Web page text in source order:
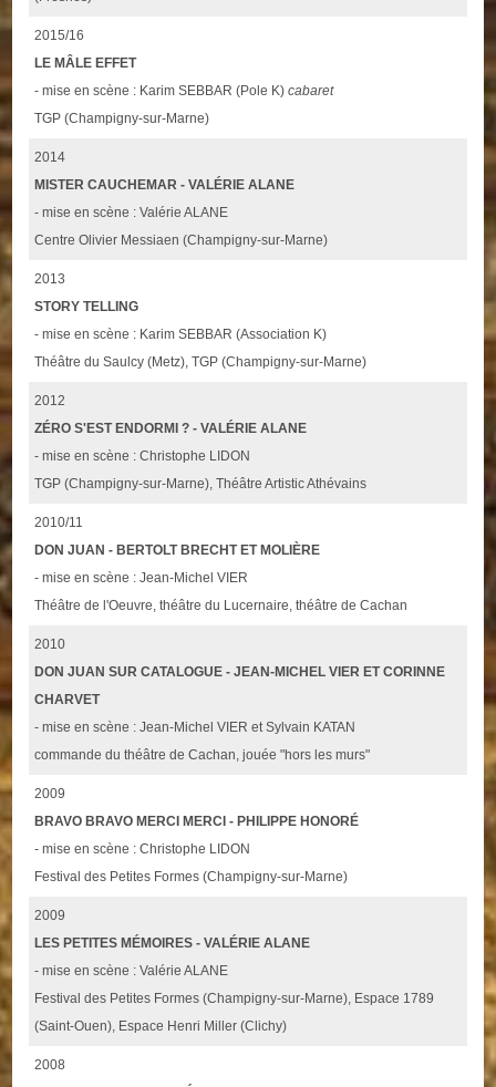
2015/16
LE MÂLE EFFET
- mise en scène : Karim SEBBAR (Pole K)cabaret
TGP (Champigny-sur-Marne)
2014
MISTER CAUCHEMAR - VALÉRIE ALANE
- mise en scène : Valérie ALANE
Centre Olivier Messiaen (Champigny-sur-Marne)
2013
STORY TELLING
- mise en scène : Karim SEBBAR (Association K)
Théâtre du Saulcy (Metz), TGP (Champigny-sur-Marne)
2012
ZÉRO S'EST ENDORMI ? - VALÉRIE ALANE
- mise en scène : Christophe LIDON
TGP (Champigny-sur-Marne), Théâtre Artistic Athévains
2010/11
DON JUAN - BERTOLT BRECHT ET MOLIÈRE
- mise en scène : Jean-Michel VIER
Théâtre de l'Oeuvre, théâtre du Lucernaire, théâtre de Cachan
2010
DON JUAN SUR CATALOGUE - JEAN-MICHEL VIER ET CORINNE
CHARVET
- mise en scène : Jean-Michel VIER et Sylvain KATAN
commande du théâtre de Cachan, jouée "hors les murs"
2009
BRAVO BRAVO MERCI MERCI - PHILIPPE HONORÉ
- mise en scène : Christophe LIDON
Festival des Petites Formes (Champigny-sur-Marne)
2009
LES PETITES MÉMOIRES - VALÉRIE ALANE
- mise en scène : Valérie ALANE
Festival des Petites Formes (Champigny-sur-Marne), Espace 1789
(Saint-Ouen), Espace Henri Miller (Clichy)
2008